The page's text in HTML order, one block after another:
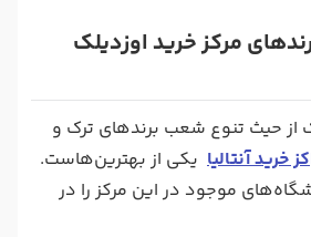
مرکز خرید اوزدیلک
از حیث تنوع شعب برندهای ترک و
خرید آنتالیا یکی از بهترین‌هاست.
موجود در این مرکز را در